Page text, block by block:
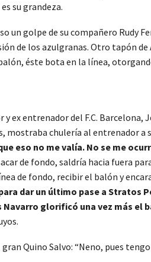
su grandeza.
golpe de su compañero Rudy
de los azulgranas. Otro tapón
éste bota en la línea,
entrenador del F.C. Barcelona,
mostraba chulería al entrenador a
eso no me valía. No se me
de fondo, saldría hacia fuera
de fondo, recibir el balón y
dar un último pase a Stratos
Navarro glorificó una vez más el
Quino Salvo: “Neno, pues